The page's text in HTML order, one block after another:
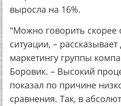
выросла на 16%.
"Можно говорить скорее
ситуации, –
маркетингу группы
Боровик. – Высокий
показал по причине
сравнения. Так, в